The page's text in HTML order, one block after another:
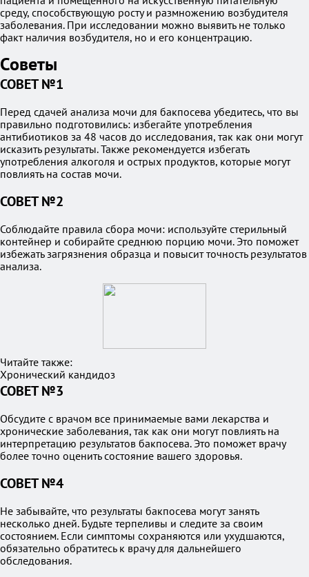
среду, способствующую росту и размножению возбудителя
заболевания. При исследовании можно выявить не только
факт наличия возбудителя, но и его концентрацию.
Советы
СОВЕТ №1
Перед сдачей анализа мочи для бакпосева убедитесь, что вы
правильно подготовились: избегайте употребления
антибиотиков за 48 часов до исследования, так как они могут
исказить результаты. Также рекомендуется избегать
употребления алкоголя и острых продуктов, которые могут
повлиять на состав мочи.
СОВЕТ №2
Соблюдайте правила сбора мочи: используйте стерильный
контейнер и собирайте среднюю порцию мочи. Это поможет
избежать загрязнения образца и повысит точность результатов
анализа.
Читайте также:
Хронический кандидоз
СОВЕТ №3
Обсудите с врачом все принимаемые вами лекарства и
хронические заболевания, так как они могут повлиять на
интерпретацию результатов бакпосева. Это поможет врачу
более точно оценить состояние вашего здоровья.
СОВЕТ №4
Не забывайте, что результаты бакпосева могут занять
несколько дней. Будьте терпеливы и следите за своим
состоянием. Если симптомы сохраняются или ухудшаются,
обязательно обратитесь к врачу для дальнейшего
обследования.